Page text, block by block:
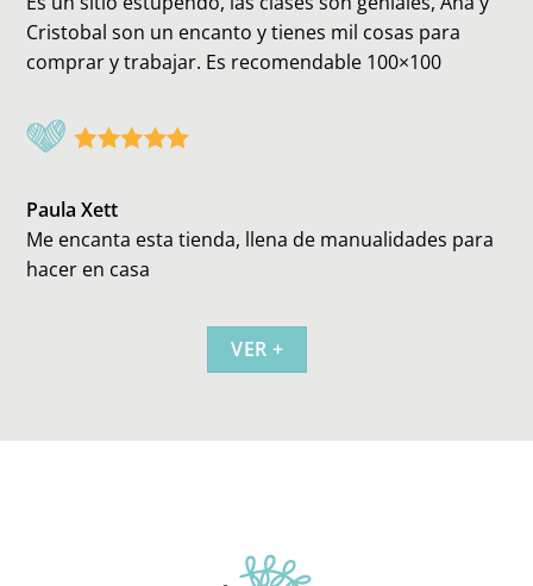
Cristobal son un encanto y tienes mil cosas para
comprar y trabajar. Es recomendable 100×100
Paula Xett
Me encanta esta tienda, llena de manualidades para
hacer en casa
VER +